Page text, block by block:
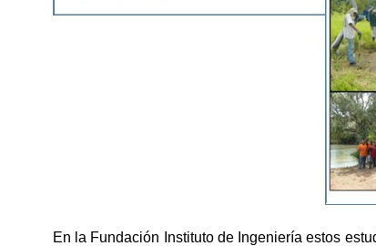
En la Fundación Instituto de Ingeniería estos